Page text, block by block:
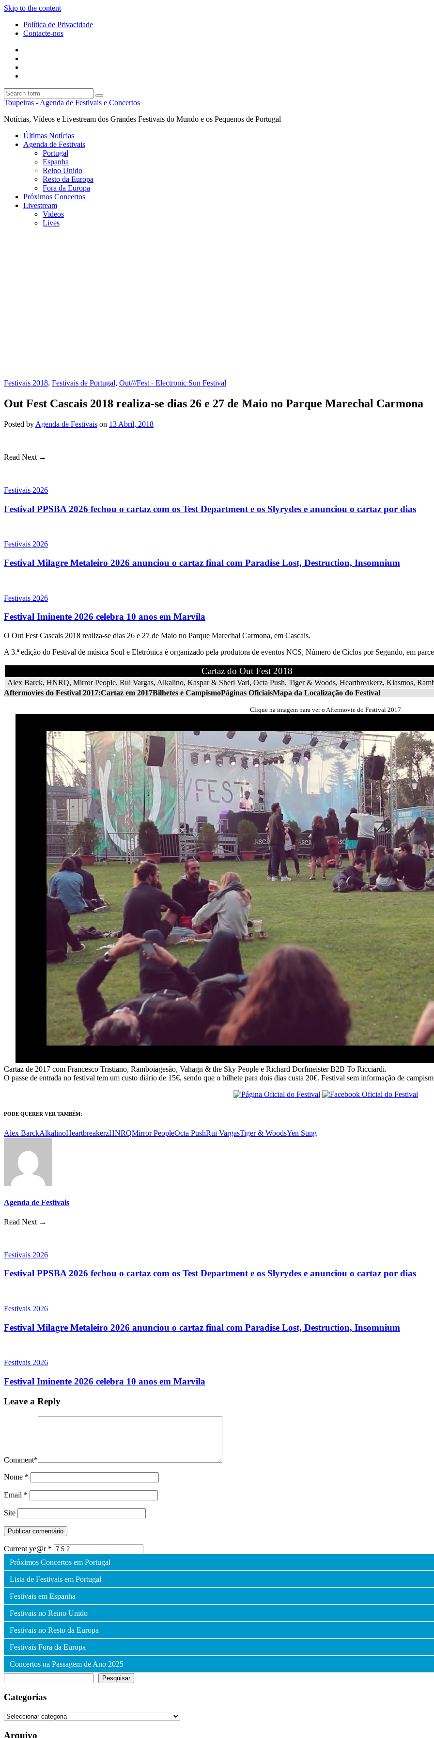
Skip to the content
Política de Privacidade
Contacte-nos
Search
Toupeiras - Agenda de Festivais e Concertos
Notícias, Vídeos e Livestream dos Grandes Festivais do Mundo e os Pequenos de Portugal
Últimas Notícias
Agenda de Festivais
Portugal
Espanha
Reino Unido
Resto da Europa
Fora da Europa
Próximos Concertos
Livestream
Videos
Lives
Festivais 2018, Festivais de Portugal, Out///Fest - Electronic Sun Festival
Out Fest Cascais 2018 realiza-se dias 26 e 27 de Maio no Parque Marechal Carmona
Posted by Agenda de Festivais on 13 Abril, 2018
Read Next →
Festivais 2026
Festival PPSBA 2026 fechou o cartaz com os Test Department e os Slyrydes e anunciou o cartaz por dias
Festivais 2026
Festival Milagre Metaleiro 2026 anunciou o cartaz final com Paradise Lost, Destruction, Insomnium
Festivais 2026
Festival Iminente 2026 celebra 10 anos em Marvila
O Out Fest Cascais 2018 realiza-se dias 26 e 27 de Maio no Parque Marechal Carmona, em Cascais.
A 3.ª edição do Festival de música Soul e Eletrónica é organizado pela produtora de eventos NCS, Número de Ciclos por Segundo, em
Cartaz do Out Fest 2018
Alex Barck, HNRQ, Mirror People, Rui Vargas, Alkalino, Kaspar & Sheri Vari, Octa Push, Tiger & Woods, Heartbreakerz, Kiasmos,
Aftermovies do Festival 2017:Cartaz em 2017Bilhetes e CampismoPáginas OficiaisMapa da Localização do Festival
Clique na imagem para ver o Aftermovie do Festival 2017
Cartaz de 2017 com Francesco Tristiano, Ramboiagesão, Vahagn & the Sky People e Richard Dorfmeister B2B To Ricciardi.
O passe de entrada no festival tem um custo diário de 15€, sendo que o bilhete para dois dias custa 20€. Festival sem informação de
PODE QUERER VER TAMBÉM:
Alex BarckAlkalinoHeartbreakerzHNRQMirror PeopleOcta PushRui VargasTiger & WoodsYen Sung
Agenda de Festivais
Read Next →
Festivais 2026
Festival PPSBA 2026 fechou o cartaz com os Test Department e os Slyrydes e anunciou o cartaz por dias
Festivais 2026
Festival Milagre Metaleiro 2026 anunciou o cartaz final com Paradise Lost, Destruction, Insomnium
Festivais 2026
Festival Iminente 2026 celebra 10 anos em Marvila
Leave a Reply
Comment*
Nome *
Email *
Site
Current ye@r *
Próximos Concertos em Portugal
Lista de Festivais em Portugal
Festivais em Espanha
Festivais no Reino Unido
Festivais no Resto da Europa
Festivais Fora da Europa
Concertos na Passagem de Ano 2025
Pesquisar
Categorias
Categorias
Arquivo